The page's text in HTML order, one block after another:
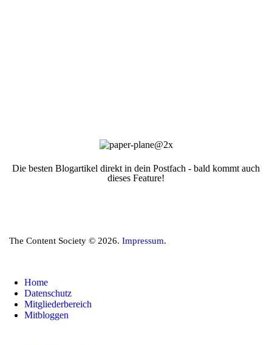
Die besten Blogartikel direkt in dein Postfach - bald kommt auch
dieses Feature!
The Content Society © 2026. Impressum.
Home
Datenschutz
Mitgliederbereich
Mitbloggen